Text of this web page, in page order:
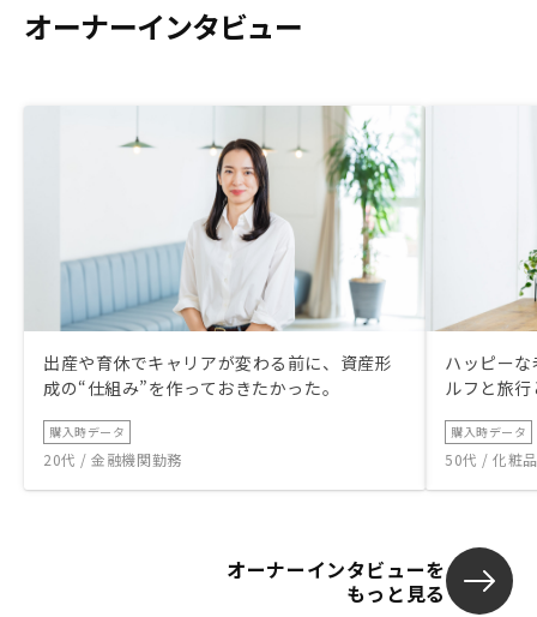
オーナーインタビュー
出産や育休でキャリアが変わる前に、資産形
成の“仕組み”を作っておきたかった。
購入時データ
20代 / 金融機関勤務
ハッピー
ルフと旅
購入時データ
50代 / 化粧
オーナーインタビューを
もっと見る